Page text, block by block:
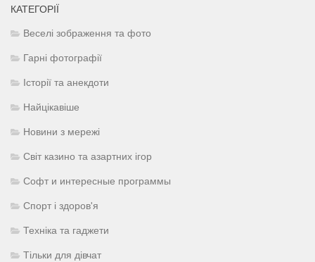
КАТЕГОРІЇ
Веселі зображення та фото
Гарні фотографії
Історії та анекдоти
Найцікавіше
Новини з мережі
Світ казино та азартних ігор
Софт и интересные программы
Спорт і здоров'я
Техніка та гаджети
Тільки для дівчат